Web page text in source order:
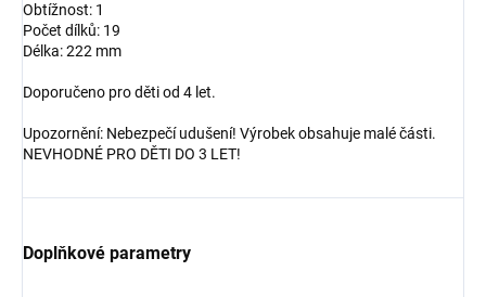
Obtížnost: 1
Počet dílků: 19
Délka: 222 mm
Doporučeno pro děti od 4 let.
Upozornění: Nebezpečí udušení! Výrobek obsahuje malé části.
NEVHODNÉ PRO DĚTI DO 3 LET!
Doplňkové parametry